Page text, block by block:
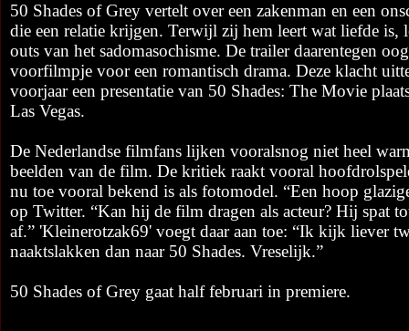
50 Shades of Grey vertelt over een zakenman en een
die een relatie krijgen. Terwijl zij hem leert wat liefde is,
outs van het sadomasochisme. De trailer daarentegen
voorfilmpje voor een romantisch drama. Deze klacht
voorjaar een presentatie van 50 Shades: The Movie
Las Vegas.
De Nederlandse filmfans lijken vooralsnog niet heel
beelden van de film. De kritiek raakt vooral
nu toe vooral bekend is als fotomodel. “Een hoop
op Twitter. “Kan hij de film dragen als acteur? Hij spat
af.” 'Kleinerotzak69' voegt daar aan toe: “Ik kijk liever
naaktslakken dan naar 50 Shades. Vreselijk.”
50 Shades of Grey gaat half februari in premiere.